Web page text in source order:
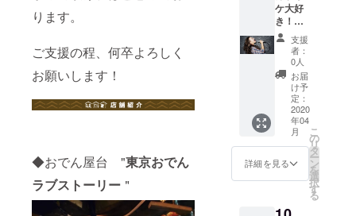
ります。
ご支援の程、何卒よろしく
お願いします！
◆おでん屋台 "東京おでん
ラブストーリー ＂
株式会社
imprise のプ
ロデュース
事業部/店舗
事業部に
2017年6月か
ら勤務。
2017年12月
からは、恵
比寿で金土
の2日間それ
はおで
ん盛り
合わせ
1,000円
相当を
サービ
ス。）
＋5月の
イベン
ト招待
（2020
年5月中
旬を予
ケ大好
き！
お酒を
飲んだ
らカラ
オケと
いうあ
なた
へ！ 鶴
と烏
カラオ
ケ
チャー
ジ1,000
円を毎
に！ ＋
支援
者：
0人
お届
け予
定：
2020
年04
月
詳細を見る
こ
の
リ
タ
ー
ン
を
選
択
す
る